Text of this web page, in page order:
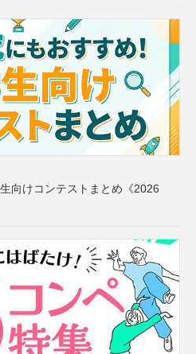
向けコンテストまとめ《2026